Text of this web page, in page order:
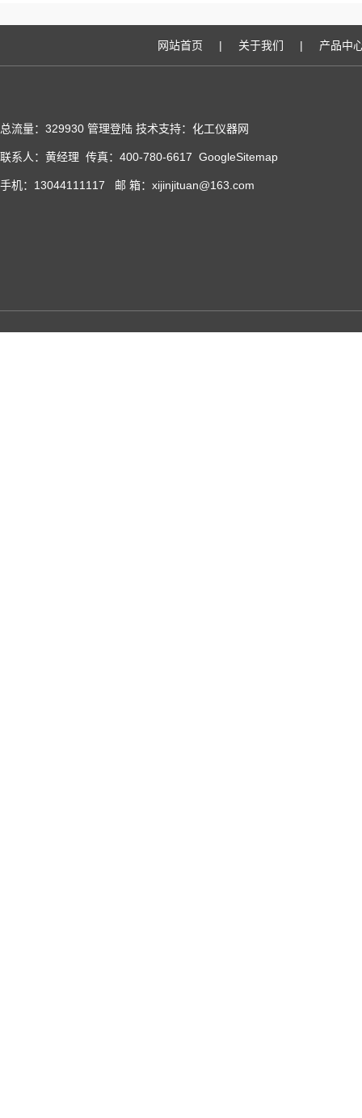
网站首页 | 关于我们 | 产品中
总流量：329930 管理登陆 技术支持：化工仪器网
联系人：黄经理 传真：400-780-6617 GoogleSitemap
手机：13044111117 邮 箱：xijinjituan@163.com